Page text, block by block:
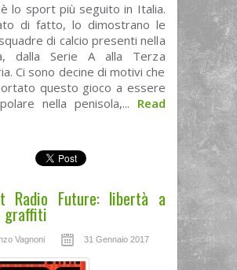
lo sport più seguito in Italia.
di fatto, lo dimostrano le
di calcio presenti nella
dalla Serie A alla Terza
Ci sono decine di motivi che
questo gioco a essere
nella penisola,... Read
Radio Future: libertà a
graffiti
Vagnoni 31 Gennaio 2017